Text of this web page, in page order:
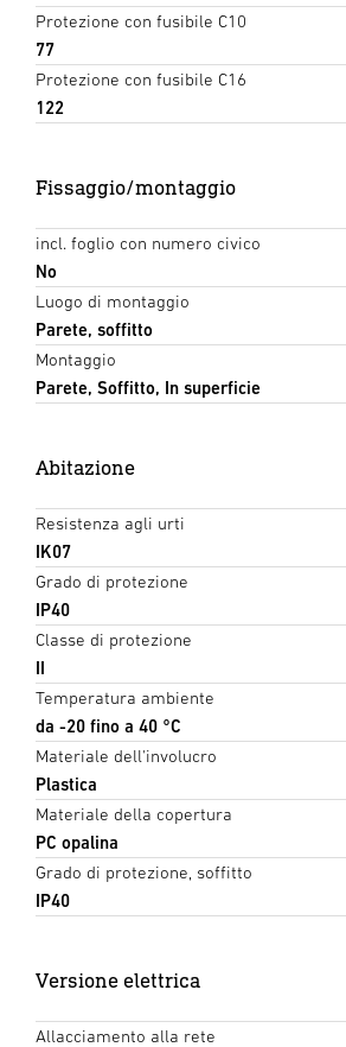
Protezione con fusibile C10
77
Protezione con fusibile C16
122
Fissaggio/montaggio
incl. foglio con numero civico
No
Luogo di montaggio
Parete, soffitto
Montaggio
Parete, Soffitto, In superficie
Abitazione
Resistenza agli urti
IK07
Grado di protezione
IP40
Classe di protezione
II
Temperatura ambiente
da -20 fino a 40 °C
Materiale dell'involucro
Plastica
Materiale della copertura
PC opalina
Grado di protezione, soffitto
IP40
Versione elettrica
Allacciamento alla rete